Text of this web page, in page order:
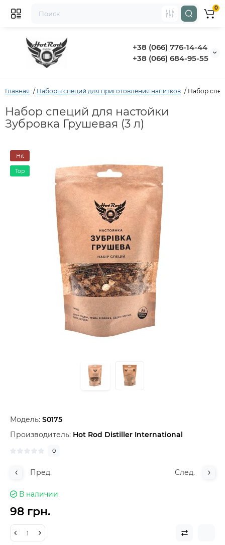
+38 (066) 776-14-44
‭+38 (066) 684-95-55‬
0
Главная Наборы специй для приготовления напитков Набор
Набор специй для настойки
Зубровка Грушевая (3 л)
Hit
Top
Модель: S0175
Производитель: Hot Rod Distiller International
0
Пред. След.
В наличии
98 грн.